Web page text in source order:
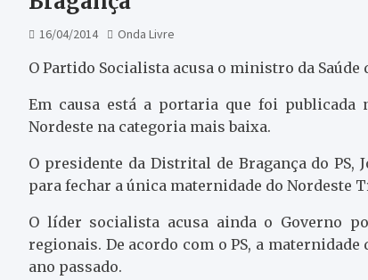
16/04/2014 Onda Livre
O Partido Socialista acusa o ministro da
Em causa está a portaria que foi publicada
Nordeste na categoria mais baixa.
O presidente da Distrital de Bragança do PS,
para fechar a única maternidade do Nordeste
O líder socialista acusa ainda o Governo
regionais. De acordo com o PS, a maternidade
ano passado.